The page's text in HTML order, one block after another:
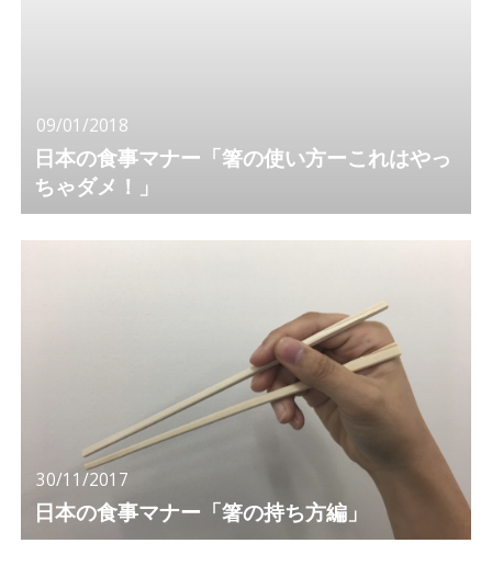
09/01/2018
日本の食事マナー「箸の使い方ーこれはやっ
ちゃダメ！」
30/11/2017
日本の食事マナー「箸の持ち方編」